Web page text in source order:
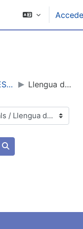
CURSOS d' IDIOMES no oficials Llengua de signes
Buscar cursos